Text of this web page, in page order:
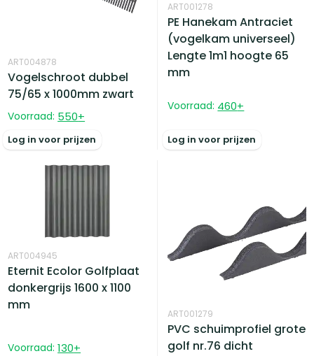
ART004878
Vogelschroot dubbel
75/65 x 1000mm zwart
Voorraad: 550+
Log in voor prijzen
ART001278
PE Hanekam Antraciet
(vogelkam universeel)
Lengte 1m1 hoogte 65
mm
Voorraad: 460+
Log in voor prijzen
ART004945
Eternit Ecolor Golfplaat
donkergrijs 1600 x 1100
mm
Voorraad: 130+
ART001279
PVC schuimprofiel grote
golf nr.76 dicht